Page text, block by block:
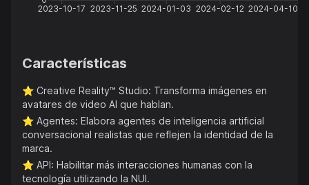
2023-10-17 2023-11-25 2024-01-03 2024-02-12 2024-04-10
Características
⭐️ Creative Reality™ Studio: Transforma imágenes en
avatares de video AI que hablan.
⭐️ Agentes: Elabora agentes de inteligencia artificial
conversacional realistas que reflejen la identidad de la
marca.
⭐️ API: Habilitar más interacciones humanas con la
tecnología utilizando la NUI.